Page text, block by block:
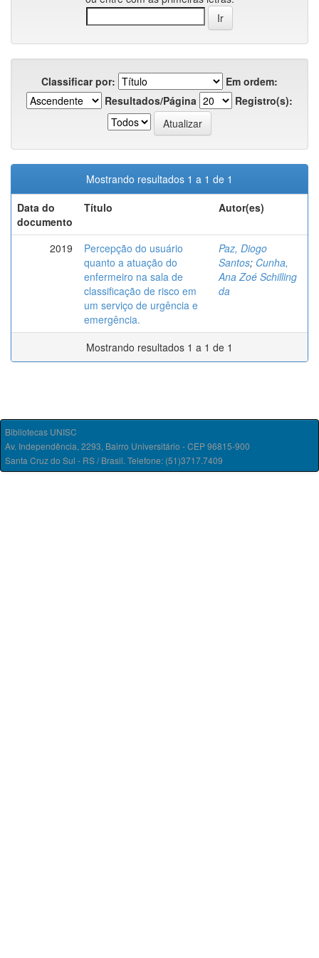
Classificar por:
Em ordem:
Resultados/Página
Registro(s):
Mostrando resultados 1 a 1 de 1
Data do
documento
Título Autor(es)
2019
Percepção do usuário
quanto a atuação do
enfermeiro na sala de
classificação de risco em
um serviço de urgência e
emergência.
Paz, Diogo
Santos; Cunha,
Ana Zoé Schilling
da
Mostrando resultados 1 a 1 de 1
Bibliotecas UNISC
Av. Independência, 2293, Bairro Universitário - CEP 96815-900
Santa Cruz do Sul - RS / Brasil. Telefone: (51)3717.7409